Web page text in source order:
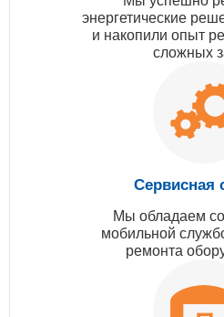
энергетические
и накопили опыт
сложных
Сервисная
Мы обладаем
мобильной
ремонта